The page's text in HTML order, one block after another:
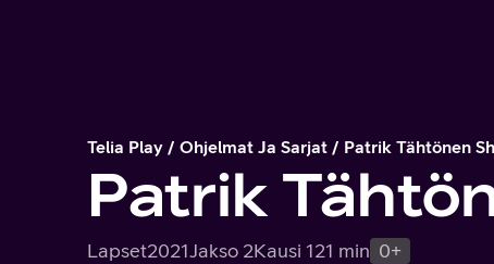
Telia Play Ohjelmat Ja Sarjat Patrik Tähtönen
Patrik
Lapset2021Jakso 2Kausi 121 min 0+